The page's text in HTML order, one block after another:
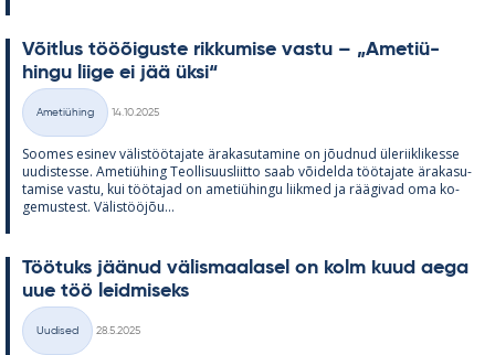
Võit­lus tööõi­guste rik­ku­mise vastu – „Ame­tiü­
hingu liige ei jää üksi“
Kategooriad
Ametiühing
14.10.2025
Soo­mes esi­nev vä­lis­töö­ta­jate ära­ka­su­ta­mine on jõud­nud üle­riikli­kesse
uu­dis­tesse. Ame­tiü­hing Teol­li­suus­liitto saab või­delda töö­ta­jate ära­ka­su­
ta­mise vastu, kui töö­ta­jad on ame­tiü­hingu liik­med ja rää­gi­vad oma ko­
ge­mus­test. Vä­lis­tööjõu...
Töö­tuks jää­nud vä­lis­maa­la­sel on kolm kuud aega
uue töö leid­mi­seks
Kategooriad
Uudised
28.5.2025